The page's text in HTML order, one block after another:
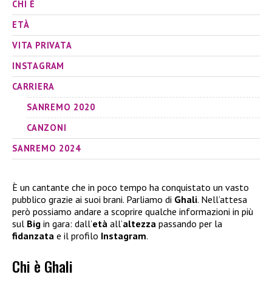
CHI È
ETÀ
VITA PRIVATA
INSTAGRAM
CARRIERA
SANREMO 2020
CANZONI
SANREMO 2024
È un cantante che in poco tempo ha conquistato un vasto
pubblico grazie ai suoi brani. Parliamo di Ghali. Nell’attesa
però possiamo andare a scoprire qualche informazioni in più
sul Big in gara: dall’età all’altezza passando per la
fidanzata e il profilo Instagram.
Chi è Ghali